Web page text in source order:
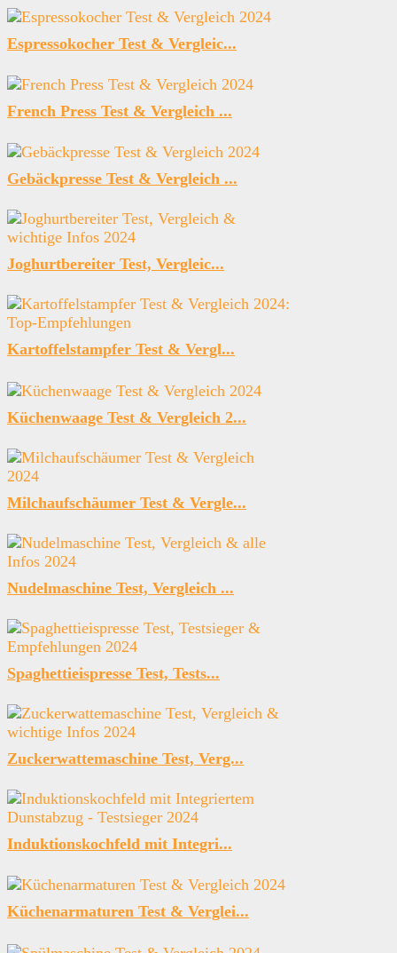
Espressokocher Test & Vergleic...
French Press Test & Vergleich ...
Gebäckpresse Test & Vergleich ...
Joghurtbereiter Test, Vergleic...
Kartoffelstampfer Test & Vergl...
Küchenwaage Test & Vergleich 2...
Milchaufschäumer Test & Vergle...
Nudelmaschine Test, Vergleich ...
Spaghettieispresse Test, Tests...
Zuckerwattemaschine Test, Verg...
Induktionskochfeld mit Integri...
Küchenarmaturen Test & Verglei...